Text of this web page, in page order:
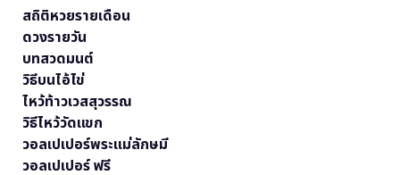
สถิติหวยรายเดือน
ดวงรายวัน
บทสวดมนต์
วิธีบนไอ้ไข่
ไหว้ท้าวเวสสุวรรณ
วิธีไหว้วัดแขก
วอลเปเปอร์พระแม่ลักษมี
วอลเปเปอร์ ฟรี